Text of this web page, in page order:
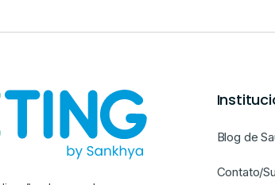
Blog de
Contato/